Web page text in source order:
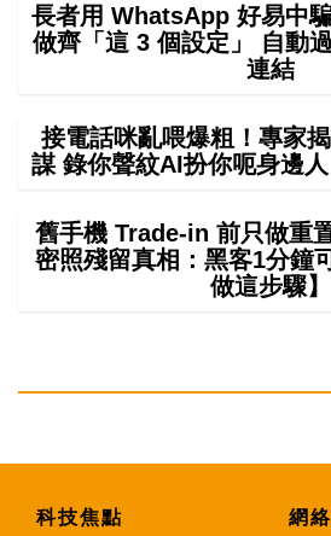
長者用 WhatsApp 好易中
做齊「這 3 個設定」 自動
連結
接電話咪亂喂爆粗！專家
謀 錄你聲紋AI扮你呃身邊人
舊手機 Trade-in 前只做重
密照殘留真相：黑客1分鐘
做這步驟】
科技焦點 網